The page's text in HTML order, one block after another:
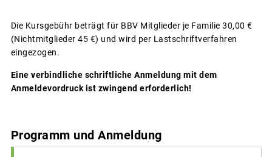
Die Kursgebühr beträgt für BBV Mitglieder je Familie 30,00 €
(Nichtmitglieder 45 €) und wird per Lastschriftverfahren
eingezogen.
Eine verbindliche schriftliche Anmeldung mit dem
Anmeldevordruck ist zwingend erforderlich!
Programm und Anmeldung